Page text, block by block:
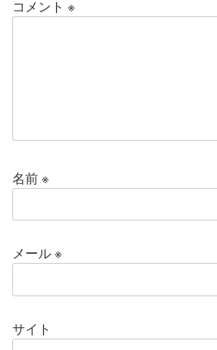
コメント ※
名前※
メール※
サイト